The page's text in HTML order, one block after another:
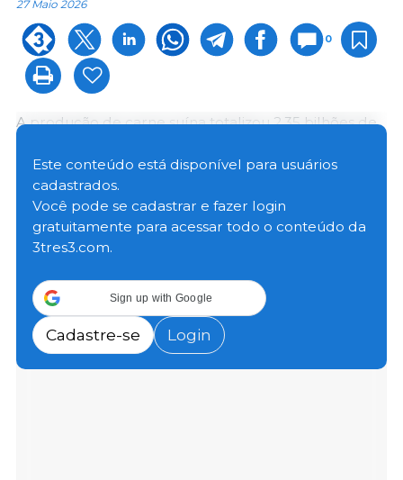
27 Maio 2026
0
A produção de carne suína totalizou 2,35 bilhões de
em relação ao ano anterior e o maior volume já
registrado para abril.
O abate de suínos totalizou 10,7 milhões de cabeças,
queda de 1% em relação a abril de 2025. O peso vivo
com o ano anterior, chegando a 293 libras (133 kg).
Este conteúdo está disponível para usuários
cadastrados.
Você pode se cadastrar e fazer login
gratuitamente para acessar todo o conteúdo da
3tres3.com.
Sign up with Google
Cadastre-se Login